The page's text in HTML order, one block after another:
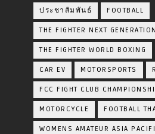
ประชาสัมพันธ์ FOOTBALL
THE FIGHTER NEXT
THE FIGHTER WORLD BOXING
CAR EV MOTORSPORTS
FCC FIGHT CLUB
MOTORCYCLE FOOTBALL
WOMENS AMATEUR ASIA